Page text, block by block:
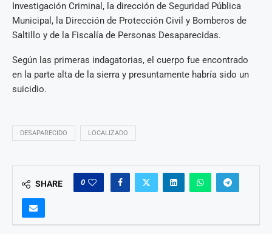
Investigación Criminal, la dirección de Seguridad Pública
Municipal, la Dirección de Protección Civil y Bomberos de
Saltillo y de la Fiscalía de Personas Desaparecidas.
Según las primeras indagatorias, el cuerpo fue encontrado
en la parte alta de la sierra y presuntamente habría sido un
suicidio.
DESAPARECIDO LOCALIZADO
SHARE 0